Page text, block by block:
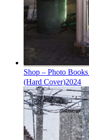
Shop – Photo Books
(Hard Cover)2024